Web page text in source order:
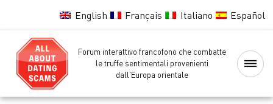
English Français Italiano Español
Forum interattivo francofono che combatte
le truffe sentimentali provenienti
dall'Europa orientale
Home
Lista